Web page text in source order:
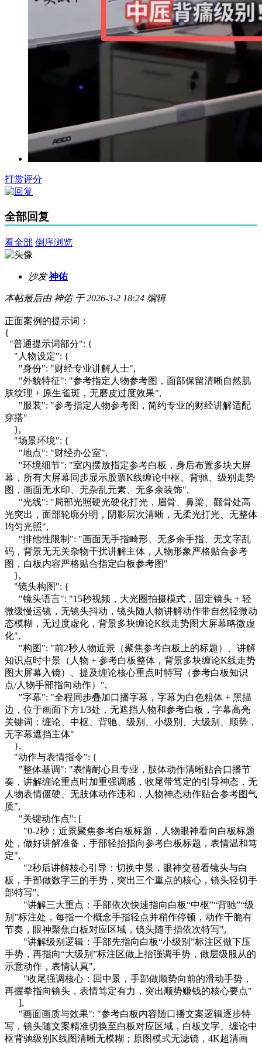
打赏评分
全部回复
看全部 倒序浏览
沙发 神佑
本帖最后由 神佑 于 2026-3-2 18:24 编辑
正面案例的提示词：
{
"普通提示词部分": {
"人物设定": {
"身份": "财经专业讲解人士",
"外貌特征": "参考指定人物参考图，面部保留清晰自然肌
肤纹理 + 原生雀斑，无磨皮过度效果",
"服装": "参考指定人物参考图，简约专业的财经讲解适配
穿搭"
},
"场景环境": {
"地点": "财经办公室",
"环境细节": "室内摆放指定参考白板，身后布置多块大屏
幕，所有大屏幕同步显示股票K线缠论中枢、背驰、级别走势
图，画面无水印、无杂乱元素、无多余装饰",
"光线": "局部光照硬光硬化打光，眉骨、鼻梁、颧骨处高
光突出，面部轮廓分明，阴影层次清晰，无柔光打光、无整体
均匀光照",
"排他性限制": "画面无手指畸形、无多余手指、无文字乱
码，背景无无关杂物干扰讲解主体，人物形象严格贴合参考
图，白板内容严格贴合指定白板参考图"
},
"镜头构图": {
"镜头语言": "15秒视频，大光圈拍摄模式，固定镜头 + 轻
微缓慢运镜，无镜头抖动，镜头随人物讲解动作带自然轻微动
态模糊，无过度虚化，背景多块缠论K线走势图大屏幕略微虚
化",
"构图": "前2秒人物近景（聚焦参考白板上的标题）、讲解
知识点时中景（人物 + 参考白板整体，背景多块缠论K线走势
图大屏幕入镜）、提及缠论核心重点时特写（参考白板知识
点/人物手部指向动作）",
"字幕": "全程同步叠加口播字幕，字幕为白色粗体 + 黑描
边，位于画面下方1/3处，无遮挡人物和参考白板，字幕高亮
关键词：缠论、中枢、背驰、级别、小级别、大级别、顺势，
无字幕遮挡主体"
},
"动作与表情指令": {
"整体基调": "表情耐心且专业，肢体动作清晰贴合口播节
奏，讲解缠论重点时加重强调感，收尾带笃定的引导神态，无
人物表情僵硬、无肢体动作违和，人物神态动作贴合参考图气
质",
"关键动作点": [
"0-2秒：近景聚焦参考白板标题，人物眼神看向白板标题
处，做好讲解准备，手部轻抬指向参考白板标题，表情温和笃
定",
"2秒后讲解核心引导：切换中景，眼神交替看镜头与白
板，手部做数字三的手势，突出三个重点的核心，镜头轻切手
部特写",
"讲解三大重点：手部依次快速指向白板“中枢”“背驰”“级
别”标注处，每指一个概念手指轻点并稍作停顿，动作干脆有
节奏，眼神聚焦白板对应区域，镜头随手指依次特写",
"讲解级别逻辑：手部先指向白板“小级别”标注区做下压
手势，再指向“大级别”标注区做上抬强调手势，做层级服从的
示意动作，表情认真",
"收尾强调核心：回中景，手部做顺势向前的滑动手势，
再握拳指向镜头，表情笃定有力，突出顺势赚钱的核心要点"
],
"画面画质与效果": "参考白板内容随口播文案逻辑逐步特
写，镜头随文案精准切换至白板对应区域，白板文字、缠论中
枢背驰级别K线图清晰无模糊；原图模式无滤镜，4K超清画